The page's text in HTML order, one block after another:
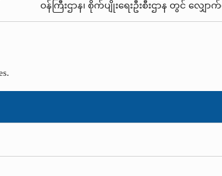
ဝန်ကြီးဌာန၊ စိုက်ပျိုးရေးဦးစီးဌာန တွင် လျှောက်